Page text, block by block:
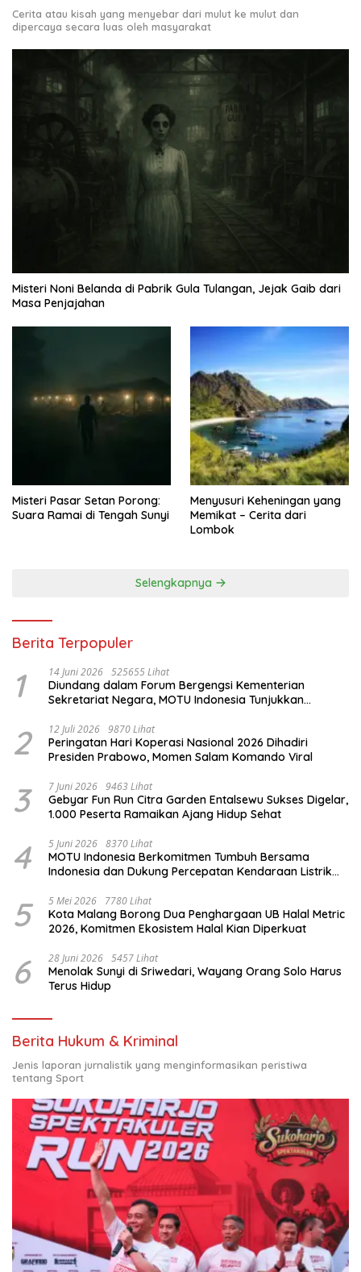
Cerita atau kisah yang menyebar dari mulut ke mulut dan
dipercaya secara luas oleh masyarakat
Misteri Noni Belanda di Pabrik Gula Tulangan, Jejak Gaib dari
Masa Penjajahan
Misteri Pasar Setan Porong:
Suara Ramai di Tengah Sunyi
Menyusuri Keheningan yang
Memikat – Cerita dari
Lombok
Selengkapnya
Berita Terpopuler
1 14 Juni 2026 525655 Lihat
Diundang dalam Forum Bergengsi Kementerian
Sekretariat Negara, MOTU Indonesia Tunjukkan
2 12 Juli 2026 9870 Lihat
Peringatan Hari Koperasi Nasional 2026 Dihadiri
Presiden Prabowo, Momen Salam Komando Viral
3 7 Juni 2026 9463 Lihat
Gebyar Fun Run Citra Garden Entalsewu Sukses Digelar,
1.000 Peserta Ramaikan Ajang Hidup Sehat
4 5 Juni 2026 8370 Lihat
MOTU Indonesia Berkomitmen Tumbuh Bersama
Indonesia dan Dukung Percepatan Kendaraan Listrik
5 5 Mei 2026 7780 Lihat
Kota Malang Borong Dua Penghargaan UB Halal Metric
2026, Komitmen Ekosistem Halal Kian Diperkuat
6 28 Juni 2026 5457 Lihat
Menolak Sunyi di Sriwedari, Wayang Orang Solo Harus
Terus Hidup
Berita Hukum & Kriminal
Jenis laporan jurnalistik yang menginformasikan peristiwa
tentang Sport